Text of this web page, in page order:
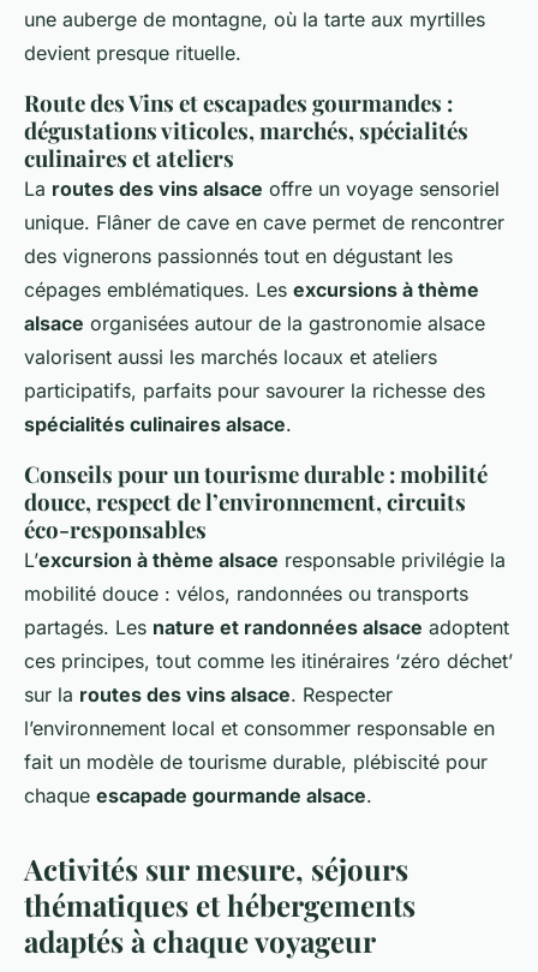
une auberge de montagne, où la tarte aux myrtilles
devient presque rituelle.
Route des Vins et escapades gourmandes :
dégustations viticoles, marchés, spécialités
culinaires et ateliers
La routes des vins alsace offre un voyage sensoriel
unique. Flâner de cave en cave permet de rencontrer
des vignerons passionnés tout en dégustant les
cépages emblématiques. Les excursions à thème
alsace organisées autour de la gastronomie alsace
valorisent aussi les marchés locaux et ateliers
participatifs, parfaits pour savourer la richesse des
spécialités culinaires alsace.
Conseils pour un tourisme durable : mobilité
douce, respect de l’environnement, circuits
éco-responsables
L’excursion à thème alsace responsable privilégie la
mobilité douce : vélos, randonnées ou transports
partagés. Les nature et randonnées alsace adoptent
ces principes, tout comme les itinéraires ‘zéro déchet’
sur la routes des vins alsace. Respecter
l’environnement local et consommer responsable en
fait un modèle de tourisme durable, plébiscité pour
chaque escapade gourmande alsace.
Activités sur mesure, séjours
thématiques et hébergements
adaptés à chaque voyageur